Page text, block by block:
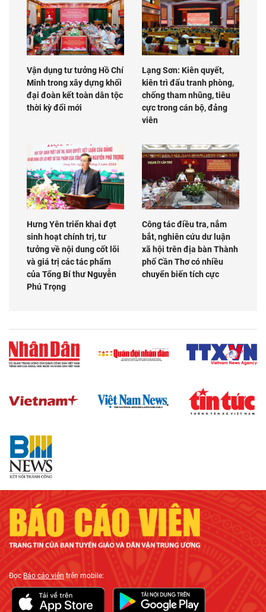
Vận dụng tư tưởng Hồ Chí
Minh trong xây dựng khối
đại đoàn kết toàn dân tộc
thời kỳ đổi mới
Lạng Sơn: Kiên quyết,
kiên trì đấu tranh phòng,
chống tham nhũng, tiêu
cực trong cán bộ, đảng
viên
Hưng Yên triển khai đợt
sinh hoạt chính trị, tư
tưởng về nội dung cốt lõi
và giá trị các tác phẩm
của Tổng Bí thư Nguyễn
Phú Trọng
Công tác điều tra, nắm
bắt, nghiên cứu dư luận
xã hội trên địa bàn Thành
phố Cần Thơ có nhiều
chuyển biến tích cực
ĐọcBáo cáo viên trên mobile: